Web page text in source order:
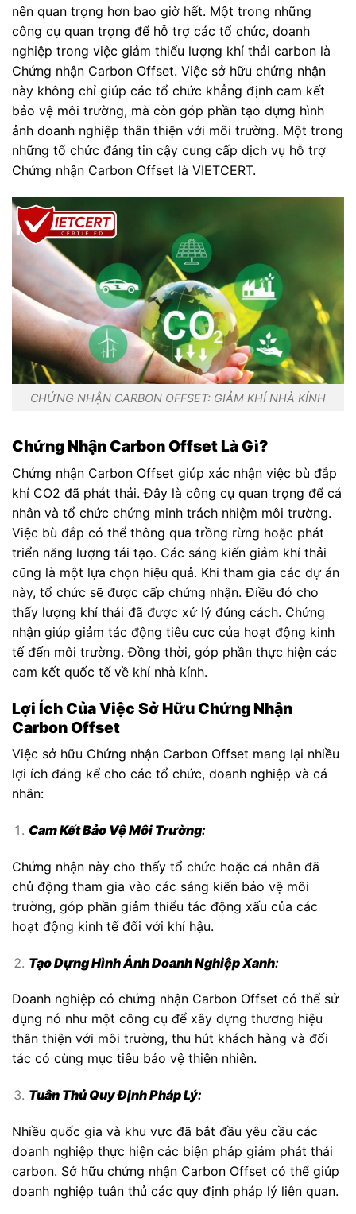
nên quan trọng hơn bao giờ hết. Một trong những
công cụ quan trọng để hỗ trợ các tổ chức, doanh
nghiệp trong việc giảm thiểu lượng khí thải carbon là
Chứng nhận Carbon Offset. Việc sở hữu chứng nhận
này không chỉ giúp các tổ chức khẳng định cam kết
bảo vệ môi trường, mà còn góp phần tạo dựng hình
ảnh doanh nghiệp thân thiện với môi trường. Một trong
những tổ chức đáng tin cậy cung cấp dịch vụ hỗ trợ
Chứng nhận Carbon Offset là VIETCERT.
CHỨNG NHẬN CARBON OFFSET: GIẢM KHÍ NHÀ KÍNH
Chứng Nhận Carbon Offset Là Gì?
Chứng nhận Carbon Offset giúp xác nhận việc bù đắp
khí CO2 đã phát thải. Đây là công cụ quan trọng để cá
nhân và tổ chức chứng minh trách nhiệm môi trường.
Việc bù đắp có thể thông qua trồng rừng hoặc phát
triển năng lượng tái tạo. Các sáng kiến giảm khí thải
cũng là một lựa chọn hiệu quả. Khi tham gia các dự án
này, tổ chức sẽ được cấp chứng nhận. Điều đó cho
thấy lượng khí thải đã được xử lý đúng cách. Chứng
nhận giúp giảm tác động tiêu cực của hoạt động kinh
tế đến môi trường. Đồng thời, góp phần thực hiện các
cam kết quốc tế về khí nhà kính.
Lợi Ích Của Việc Sở Hữu Chứng Nhận
Carbon Offset
Việc sở hữu Chứng nhận Carbon Offset mang lại nhiều
lợi ích đáng kể cho các tổ chức, doanh nghiệp và cá
nhân:
Cam Kết Bảo Vệ Môi Trường:
Chứng nhận này cho thấy tổ chức hoặc cá nhân đã
chủ động tham gia vào các sáng kiến bảo vệ môi
trường, góp phần giảm thiểu tác động xấu của các
hoạt động kinh tế đối với khí hậu.
Tạo Dựng Hình Ảnh Doanh Nghiệp Xanh:
Doanh nghiệp có chứng nhận Carbon Offset có thể sử
dụng nó như một công cụ để xây dựng thương hiệu
thân thiện với môi trường, thu hút khách hàng và đối
tác có cùng mục tiêu bảo vệ thiên nhiên.
Tuân Thủ Quy Định Pháp Lý:
Nhiều quốc gia và khu vực đã bắt đầu yêu cầu các
doanh nghiệp thực hiện các biện pháp giảm phát thải
carbon. Sở hữu chứng nhận Carbon Offset có thể giúp
doanh nghiệp tuân thủ các quy định pháp lý liên quan.